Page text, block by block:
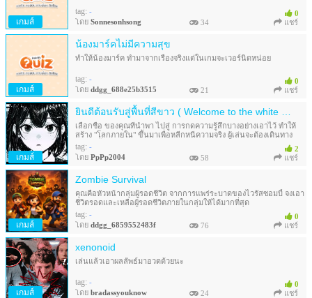
0
tag: -
โดย Sonnesonhsong 34 แชร์
เกมส์
น้องมาร์คไม่มีความสุข
0
ทำให้น้องมาร์ค ทำมาจากเรื่องจริงแต่ในเกมจะเวอร์นิดหน่อย
tag: -
โดย ddgg_688e25b3515 21 แชร์
เกมส์
2
เลือกชื่อ ของคุณที่นำพา ไปสู่ การกดความรู้สึกบางอย่างเอาไว้ ทำให้
สร้าง "โลกภายใน" ขึ้นมาเพื่อหลีกหนีความจริง ผู้เล่นจะต้องเดินทาง
สำรวจทั้ง "โลกแห่งความจริง" และ "โลกภายใน" การตัดสินใจในแต่ละ
ทางเลือกจะส่งผลต่อสภาพจิตใจของตัวละคร
tag: -
โดย PpPp2004 58 แชร์
เกมส์
Zombie Survival
0
คุณคือหัวหน้ากลุ่มผู้รอดชีวิต จากการแพร่ระบาดของไวรัสซอมบี้ จงเอา
ชีวิตรอดและเหลือผู้รอดชีวิตภายในกลุ่มให้ได้มากที่สุด
tag: -
โดย ddgg_6859552483f 76 แชร์
เกมส์
xenonoid
0
เล่นแล้วเอาผลลัพธ์มาอวดด้วยนะ
tag: -
โดย bradassyouknow 24 แชร์
เกมส์